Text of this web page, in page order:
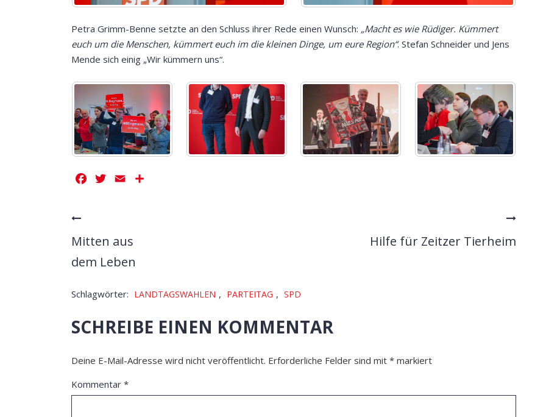
Petra Grimm-Benne setzte an den Schluss ihrer Rede einen Wunsch: „Macht es wie Rüdiger. Kümmert
euch um die Menschen, kümmert euch im die kleinen Dinge, um eure Region“. Stefan Schneider und Jens
Mende sich einig „Wir kümmern uns“.
FacebookTwitter
Email
Mitten aus
dem Leben
Hilfe für Zeitzer Tierheim
Schlagwörter: LANDTAGSWAHLEN , PARTEITAG , SPD
SCHREIBE EINEN KOMMENTAR
Deine E-Mail-Adresse wird nicht veröffentlicht. Erforderliche Felder sind mit * markiert
Kommentar *